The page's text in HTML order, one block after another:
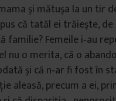
şi mătuşa la un tir
că tatăl ei trăieşte, de
familie? Femeile i‐au
nu o merita, că o
şi că n‐ar fi fost în
aleasă, precum a ei,